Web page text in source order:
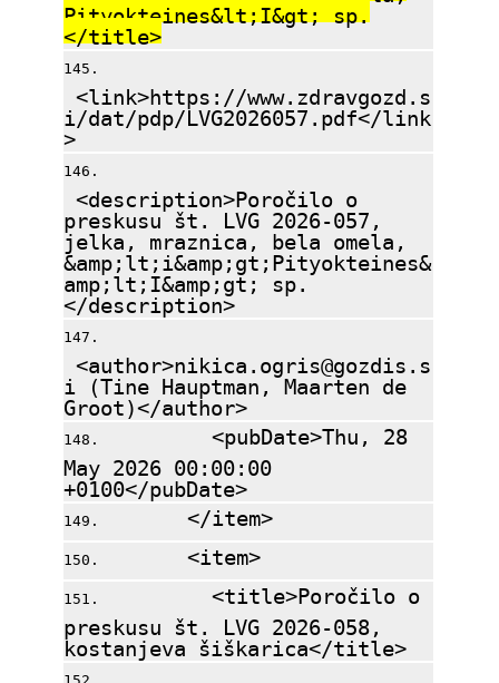
Pityokteines&lt;I&gt; sp.
</title>
<link>https://www.zdravgozd.s
i/dat/pdp/LVG2026057.pdf</link
>
<description>Poročilo o
preskusu št. LVG 2026-057,
jelka, mraznica, bela omela,
&amp;lt;i&amp;gt;Pityokteines&
amp;lt;I&amp;gt; sp.
</description>
<author>nikica.ogris@gozdis.s
i (Tine Hauptman, Maarten de
Groot)</author>
<pubDate>Thu, 28
May 2026 00:00:00
+0100</pubDate>
</item>
<item>
<title>Poročilo o
preskusu št. LVG 2026-058,
kostanjeva šiškarica</title>